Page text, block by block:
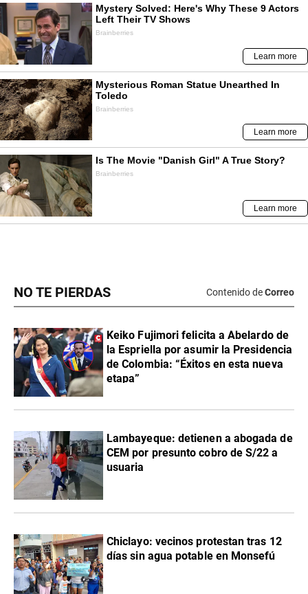
NO TE PIERDAS Contenido deCorreo
Keiko Fujimori felicita a Abelardo de
la Espriella por asumir la Presidencia
de Colombia: “Éxitos en esta nueva
etapa”
Lambayeque: detienen a abogada de
CEM por presunto cobro de S/22 a
usuaria
Chiclayo: vecinos protestan tras 12
días sin agua potable en Monsefú